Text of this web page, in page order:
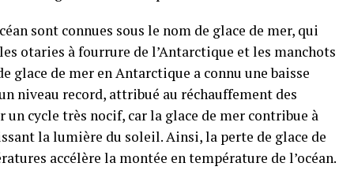
sont connues sous le nom de glace de mer, qui
otaries à fourrure de l’Antarctique et les manchots
glace de mer en Antarctique a connu une baisse
niveau record, attribué au réchauffement des
cycle très nocif, car la glace de mer contribue à
la lumière du soleil. Ainsi, la perte de glace de
accélère la montée en température de l’océan.